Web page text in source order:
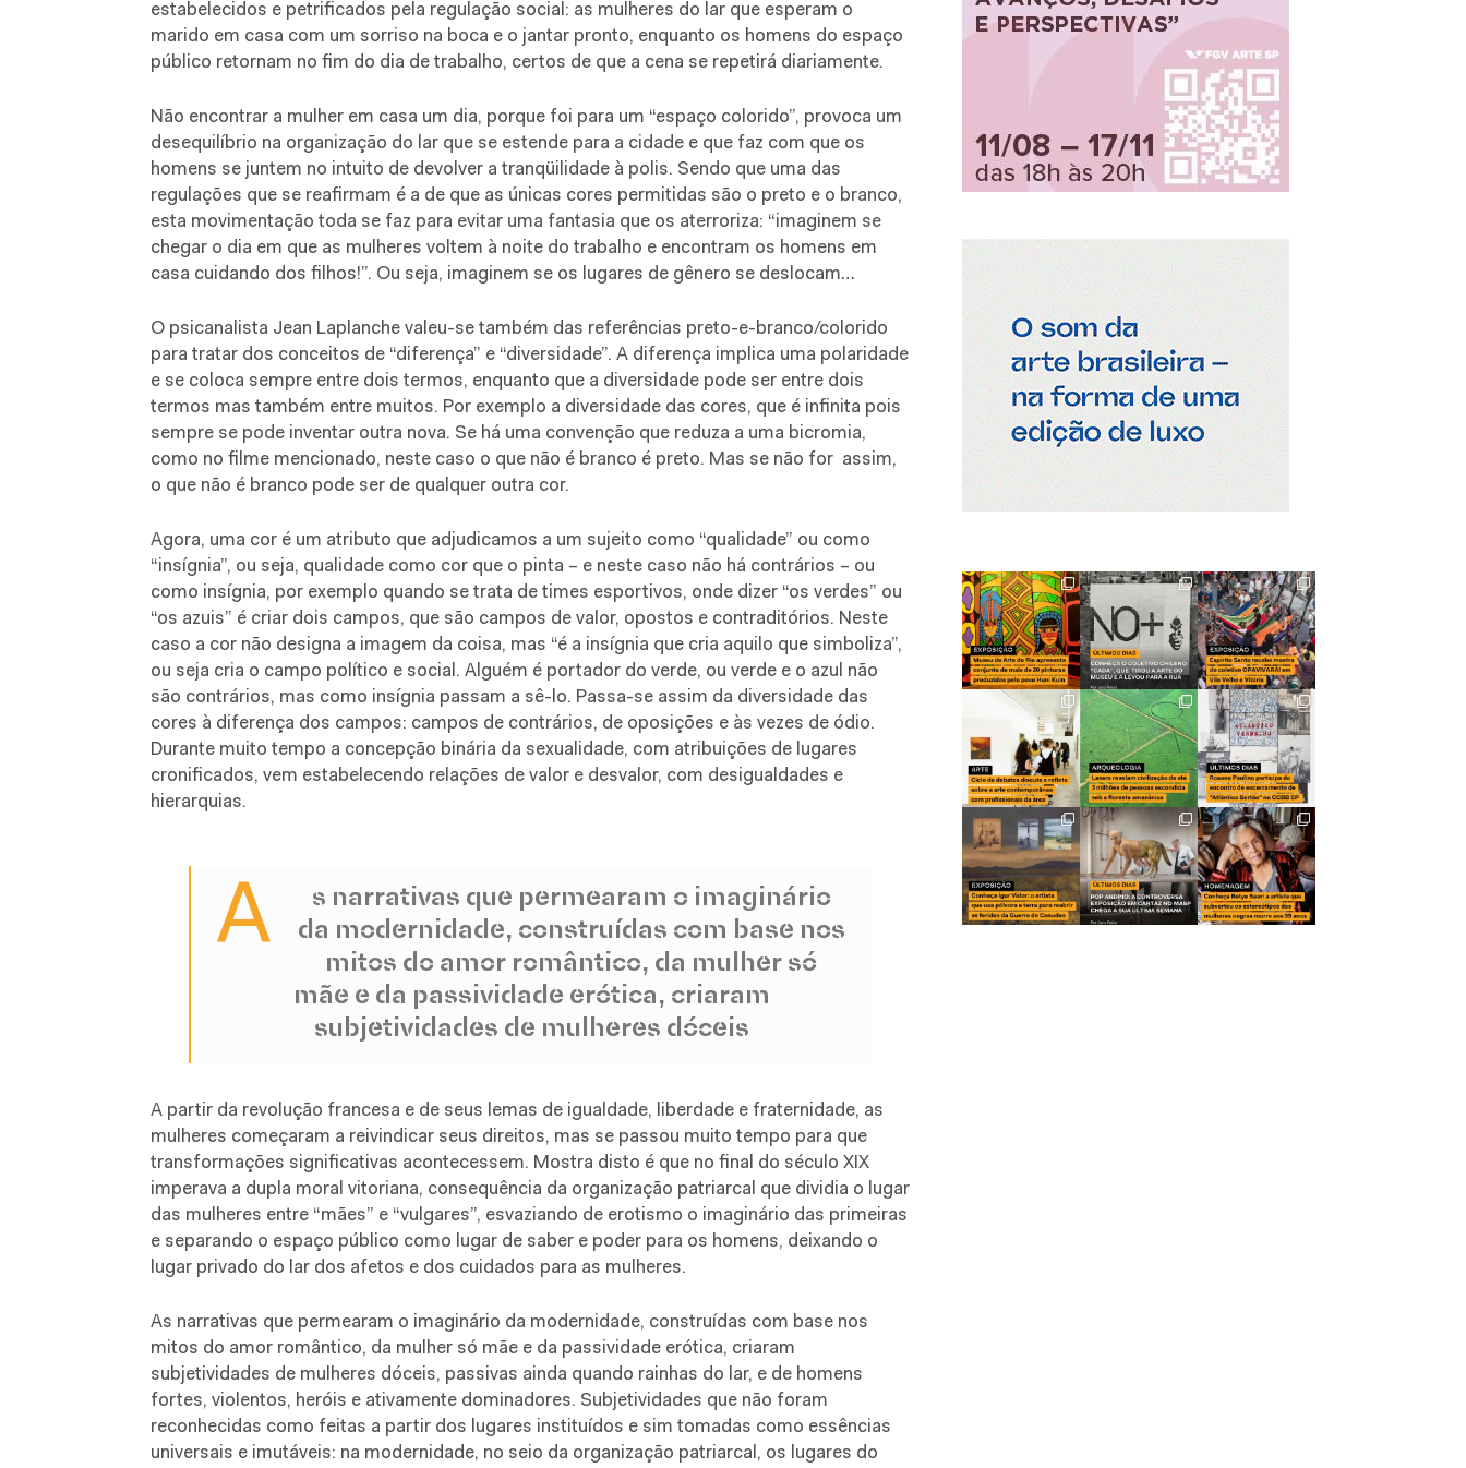
estabelecidos e petrificados pela regulação social: as mulheres do lar que esperam o
marido em casa com um sorriso na boca e o jantar pronto, enquanto os homens do espaço
público retornam no fim do dia de trabalho, certos de que a cena se repetirá diariamente.
Não encontrar a mulher em casa um dia, porque foi para um “espaço colorido”, provoca um
desequilíbrio na organização do lar que se estende para a cidade e que faz com que os
homens se juntem no intuito de devolver a tranqüilidade à polis. Sendo que uma das
regulações que se reafirmam é a de que as únicas cores permitidas são o preto e o branco,
esta movimentação toda se faz para evitar uma fantasia que os aterroriza: “imaginem se
chegar o dia em que as mulheres voltem à noite do trabalho e encontram os homens em
casa cuidando dos filhos!”. Ou seja, imaginem se os lugares de gênero se deslocam…
O psicanalista Jean Laplanche valeu-se também das referências preto-e-branco/colorido
para tratar dos conceitos de “diferença” e “diversidade”. A diferença implica uma polaridade
e se coloca sempre entre dois termos, enquanto que a diversidade pode ser entre dois
termos mas também entre muitos. Por exemplo a diversidade das cores, que é infinita pois
sempre se pode inventar outra nova. Se há uma convenção que reduza a uma bicromia,
como no filme mencionado, neste caso o que não é branco é preto. Mas se não for assim,
o que não é branco pode ser de qualquer outra cor.
Agora, uma cor é um atributo que adjudicamos a um sujeito como “qualidade” ou como
“insígnia”, ou seja, qualidade como cor que o pinta – e neste caso não há contrários – ou
como insígnia, por exemplo quando se trata de times esportivos, onde dizer “os verdes” ou
“os azuis” é criar dois campos, que são campos de valor, opostos e contraditórios. Neste
caso a cor não designa a imagem da coisa, mas “é a insígnia que cria aquilo que simboliza”,
ou seja cria o campo político e social. Alguém é portador do verde, ou verde e o azul não
são contrários, mas como insígnia passam a sê-lo. Passa-se assim da diversidade das
cores à diferença dos campos: campos de contrários, de oposições e às vezes de ódio.
Durante muito tempo a concepção binária da sexualidade, com atribuições de lugares
cronificados, vem estabelecendo relações de valor e desvalor, com desigualdades e
hierarquias.
A
s narrativas que permearam o imaginário
da modernidade, construídas com base nos
mitos do amor romântico, da mulher só
mãe e da passividade erótica, criaram
subjetividades de mulheres dóceis
A partir da revolução francesa e de seus lemas de igualdade, liberdade e fraternidade, as
mulheres começaram a reivindicar seus direitos, mas se passou muito tempo para que
transformações significativas acontecessem. Mostra disto é que no final do século XIX
imperava a dupla moral vitoriana, consequência da organização patriarcal que dividia o lugar
das mulheres entre “mães” e “vulgares”, esvaziando de erotismo o imaginário das primeiras
e separando o espaço público como lugar de saber e poder para os homens, deixando o
lugar privado do lar dos afetos e dos cuidados para as mulheres.
As narrativas que permearam o imaginário da modernidade, construídas com base nos
mitos do amor romântico, da mulher só mãe e da passividade erótica, criaram
subjetividades de mulheres dóceis, passivas ainda quando rainhas do lar, e de homens
fortes, violentos, heróis e ativamente dominadores. Subjetividades que não foram
reconhecidas como feitas a partir dos lugares instituídos e sim tomadas como essências
universais e imutáveis: na modernidade, no seio da organização patriarcal, os lugares do